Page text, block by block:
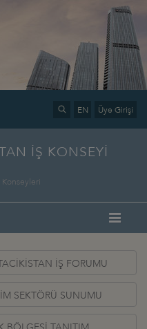
EN Üye Girişi
İŞ KONSEYİ
Konseyleri
İŞ FORUMU
SEKTÖRÜ SUNUMU